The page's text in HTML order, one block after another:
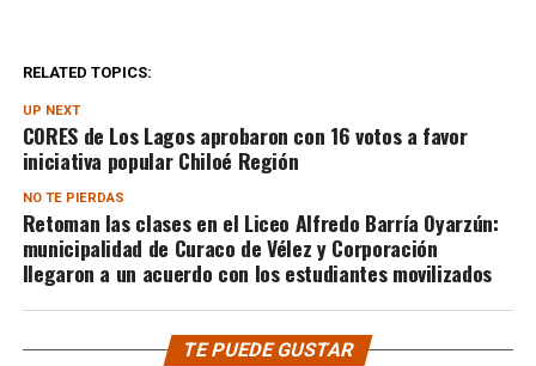
RELATED TOPICS:
UP NEXT
CORES de Los Lagos aprobaron con 16 votos a favor
iniciativa popular Chiloé Región
NO TE PIERDAS
Retoman las clases en el Liceo Alfredo Barría Oyarzún:
municipalidad de Curaco de Vélez y Corporación
llegaron a un acuerdo con los estudiantes movilizados
TE PUEDE GUSTAR